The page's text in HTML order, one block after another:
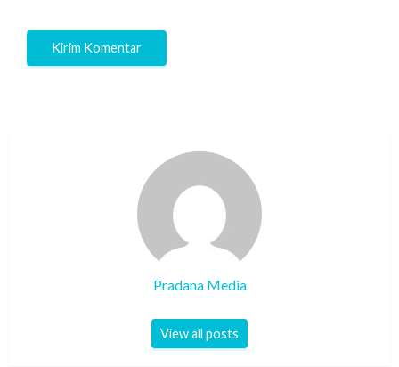
Pradana Media
View all posts